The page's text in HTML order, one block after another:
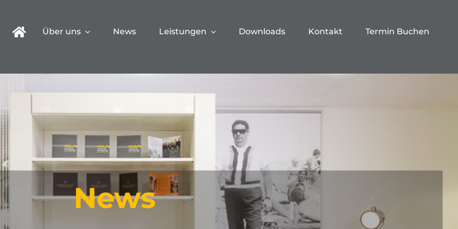
Über uns News Leistungen Downloads Kontakt Termin Buchen
News